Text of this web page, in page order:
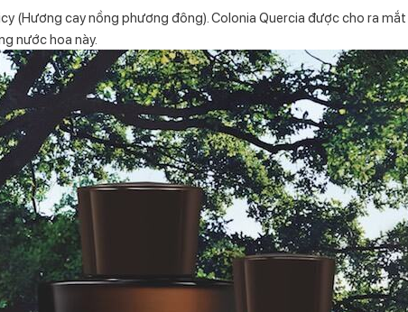
(Hương cay nồng phương đông). Colonia Quercia được cho ra
nước hoa này.